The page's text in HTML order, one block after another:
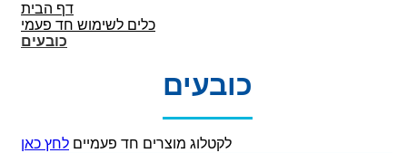
דף הבית
כלים לשימוש חד פעמי
כובעים
כובעים
לקטלוג מוצרים חד פעמיים לחץ כאן